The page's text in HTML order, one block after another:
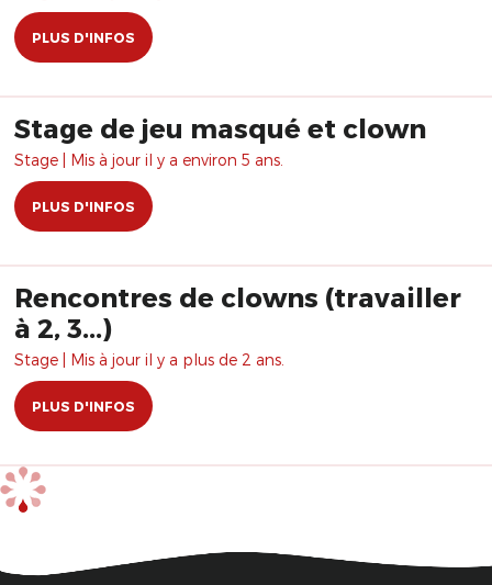
PLUS D'INFOS
Stage de jeu masqué et clown
Stage | Mis à jour il y a environ 5 ans.
PLUS D'INFOS
Rencontres de clowns (travailler
à 2, 3...)
Stage | Mis à jour il y a plus de 2 ans.
PLUS D'INFOS